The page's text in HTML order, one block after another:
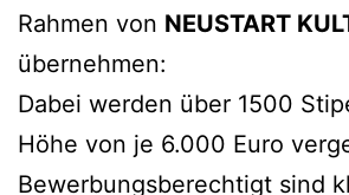
Rahmen von NEUSTART
übernehmen:
Dabei werden über 1500
Höhe von je 6.000 Euro
Bewerbungsberechtigt sind